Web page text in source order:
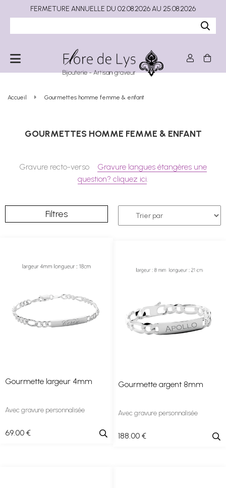
Accueil Gourmettes homme femme & enfant
GOURMETTES HOMME FEMME & ENFANT
Gravure recto-verso Gravure langues étangères une
question? cliquez ici.
Filtres
Gourmette largeur 4mm
Avec gravure personnalisée
69.00 €
Gourmette argent 8mm
Avec gravure personnalisée
188.00 €
FERMETURE ANNUELLE DU 02.08.2026 AU 25.08.2026